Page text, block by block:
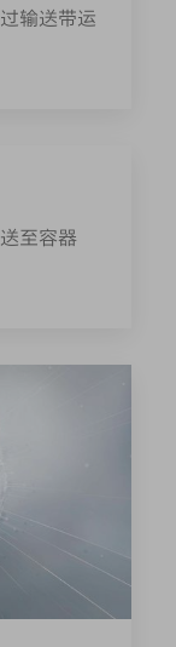
输送带运
至容器